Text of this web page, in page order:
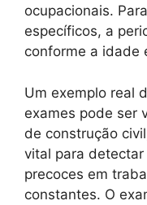
ocupacionais.
específicos, a
conforme a idade
Um exemplo real
exames pode ser
de construção
vital para
precoces em
constantes. O